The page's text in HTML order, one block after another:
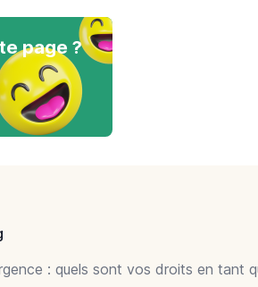
page ?
: quels sont vos droits en tant